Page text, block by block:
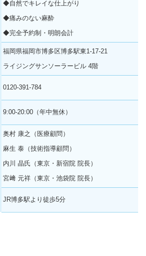
◆自然でキレイな仕上がり
◆痛みのない麻酔
◆完全予約制・明朗会計
福岡県福岡市博多区博多駅東1-17-21
ライジングサンソーラービル 4階
0120-391-784
9:00-20:00（年中無休）
奥村 康之（医療顧問）
麻生 泰（技術指導顧問）
内川 晶氏（東京・新宿院 院長）
宮﨑 元祥（東京・池袋院 院長）
JR博多駅より徒歩5分